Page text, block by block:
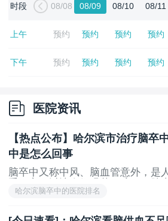
时段 08/08 08/09 08/10 08/11
上午 预约 预约 预约 预约
下午 预约 预约 预约 预约
医院资讯
【热点公布】哈尔滨市治疗脑卒
中是怎么回事
脑卒中又称中风、脑血管意外，是
床，是我国成.人致死致残的第.一
哈尔滨脑卒中的医院排名